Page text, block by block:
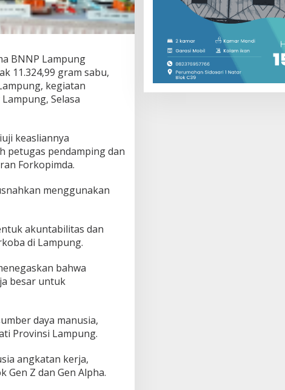
BNNP Lampung
11.324,99 gram sabu,
kegiatan
Selasa
keasliannya
petugas pendamping dan
Forkopimda.
menggunakan
akuntabilitas dan
di Lampung.
bahwa
besar untuk
daya manusia,
Provinsi Lampung.
angkatan kerja,
Gen Z dan Gen Alpha.